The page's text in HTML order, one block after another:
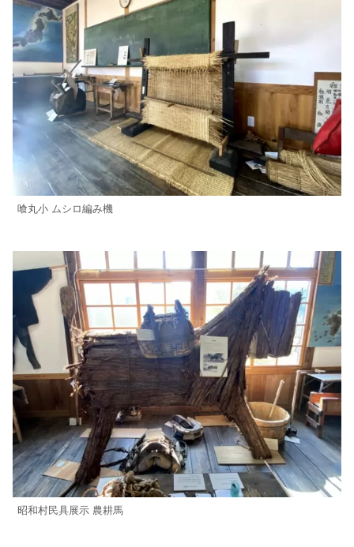
喰丸小 ムシロ編み機
昭和村民具展示 農耕馬